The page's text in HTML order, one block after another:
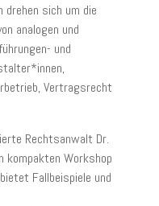
drehen sich um die
analogen und
und
Vertragsrecht
Rechtsanwalt Dr.
kompakten Workshop
Fallbeispiele und